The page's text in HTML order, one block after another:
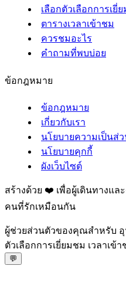
เลือกตัวเลือกการเยี่
ตารางเวลาเข้าชม
ควรชมอะไร
คำถามที่พบบ่อย
ข้อกฎหมาย
ข้อกฎหมาย
เกี่ยวกับเรา
นโยบายความเป็นส่
นโยบายคุกกี้
ผังเว็บไซต์
สร้างด้วย ❤️ เพื่อผู้เดินทางแ
คนที่รักเหมือนกัน
ผู้ช่วยส่วนตัวของคุณสำหรับ อุ
ตัวเลือกการเยี่ยมชม เวลาเข้
💬